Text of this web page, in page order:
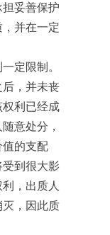
妥善保护
并在一定
定限制。
，并未丧
利已经成
意处分，
值的支配
到很大影
，出质人
，因此质